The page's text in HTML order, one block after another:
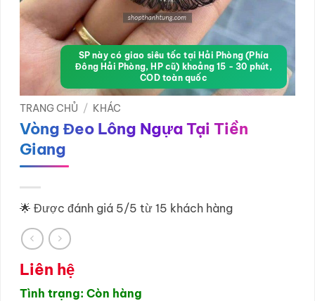
SP này có giao siêu tốc tại Hải Phòng (Phía
Đông Hải Phòng, HP cũ) khoảng 15 - 30 phút,
COD toàn quốc
TRANG CHỦ / KHÁC
Vòng Đeo Lông Ngựa Tại Tiền
Giang
🌟 Được đánh giá 5/5 từ 15 khách hàng
Liên hệ
Tình trạng: Còn hàng